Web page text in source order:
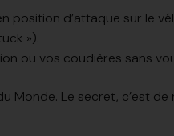
position d’attaque sur le
»).
ou vos coudières sans
Monde. Le secret, c’est